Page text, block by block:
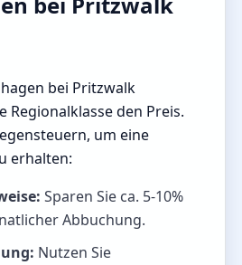
bei Pritzwalk
Regionalklasse den Preis.
um eine
erhalten:
Sparen Sie ca. 5-10%
Abbuchung.
Nutzen Sie